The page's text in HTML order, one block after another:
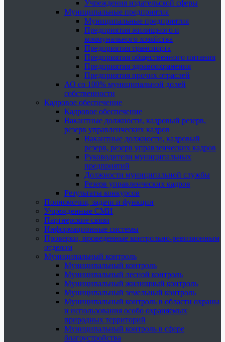
Учреждения издательской сферы
Муниципальные предприятия
Муниципальные предприятия
Предприятия жилищного и
коммунального хозяйства
Предприятия транспорта
Предприятия общественного питания
Предприятия здравоохранения
Предприятия прочих отраслей
АО со 100% муниципальной долей
собственности
Кадровое обеспечение
Кадровое обеспечение
Вакантные должности, кадровый резерв,
резерв управленческих кадров
Вакантные должности, кадровый
резерв, резерв управленческих кадров
Руководители муниципальных
предприятий
Должности муниципальной службы
Резерв управленческих кадров
Результаты конкурсов
Полномочия, задачи и функции
Учрежденные СМИ
Партнерские связи
Информационные системы
Проверки, проведенные контрольно-ревизионным
отделом
Муниципальный контроль
Муниципальный контроль
Муниципальный лесной контроль
Муниципальный жилищный контроль
Муниципальный земельный контроль
Муниципальный контроль в области охраны
и использования особо охраняемых
природных территорий
Муниципальный контроль в сфере
благоустройства